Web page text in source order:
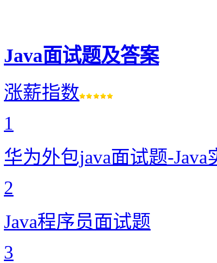
Java面试题及答案
涨薪指数
1
华为外包java面试题-
2
Java程序员面试题
3